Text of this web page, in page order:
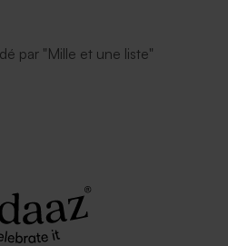
par "Mille et une liste"